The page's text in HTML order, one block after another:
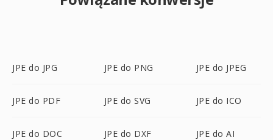
JPE do JPG JPE do PNG JPE do JPEG
JPE do PDF JPE do SVG JPE do ICO
JPE do DOC JPE do DXF JPE do AI